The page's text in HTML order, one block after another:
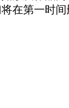
在第一时